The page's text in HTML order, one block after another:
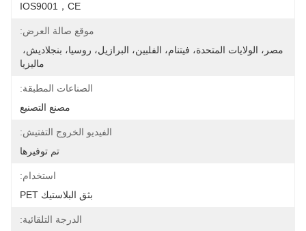
IOS9001，CE
موقع صالة العرض:
ماليزيا
الصناعات المطبقة:
مصنع التصنيع
الفيديو الخروج التفتيش:
تم توفيرها
استخدام:
بثق البلاستيك PET
الدرجة التلقائية: